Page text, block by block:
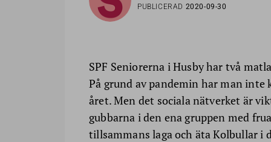
PUBLICERAD 2020-09-30
SPF Seniorerna i Husby har två
På grund av pandemin har man
året. Men det sociala nätverket är
gubbarna i den ena gruppen med
tillsammans laga och äta Kolbullar i